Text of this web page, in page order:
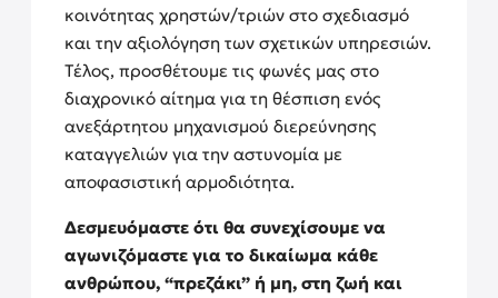
κοινότητας χρηστών/τριών στο σχεδιασμό
και την αξιολόγηση των σχετικών υπηρεσιών.
Τέλος, προσθέτουμε τις φωνές μας στο
διαχρονικό αίτημα για τη θέσπιση ενός
ανεξάρτητου μηχανισμού διερεύνησης
καταγγελιών για την αστυνομία με
αποφασιστική αρμοδιότητα.
Δεσμευόμαστε ότι θα συνεχίσουμε να
αγωνιζόμαστε για το δικαίωμα κάθε
ανθρώπου, “πρεζάκι” ή μη, στη ζωή και